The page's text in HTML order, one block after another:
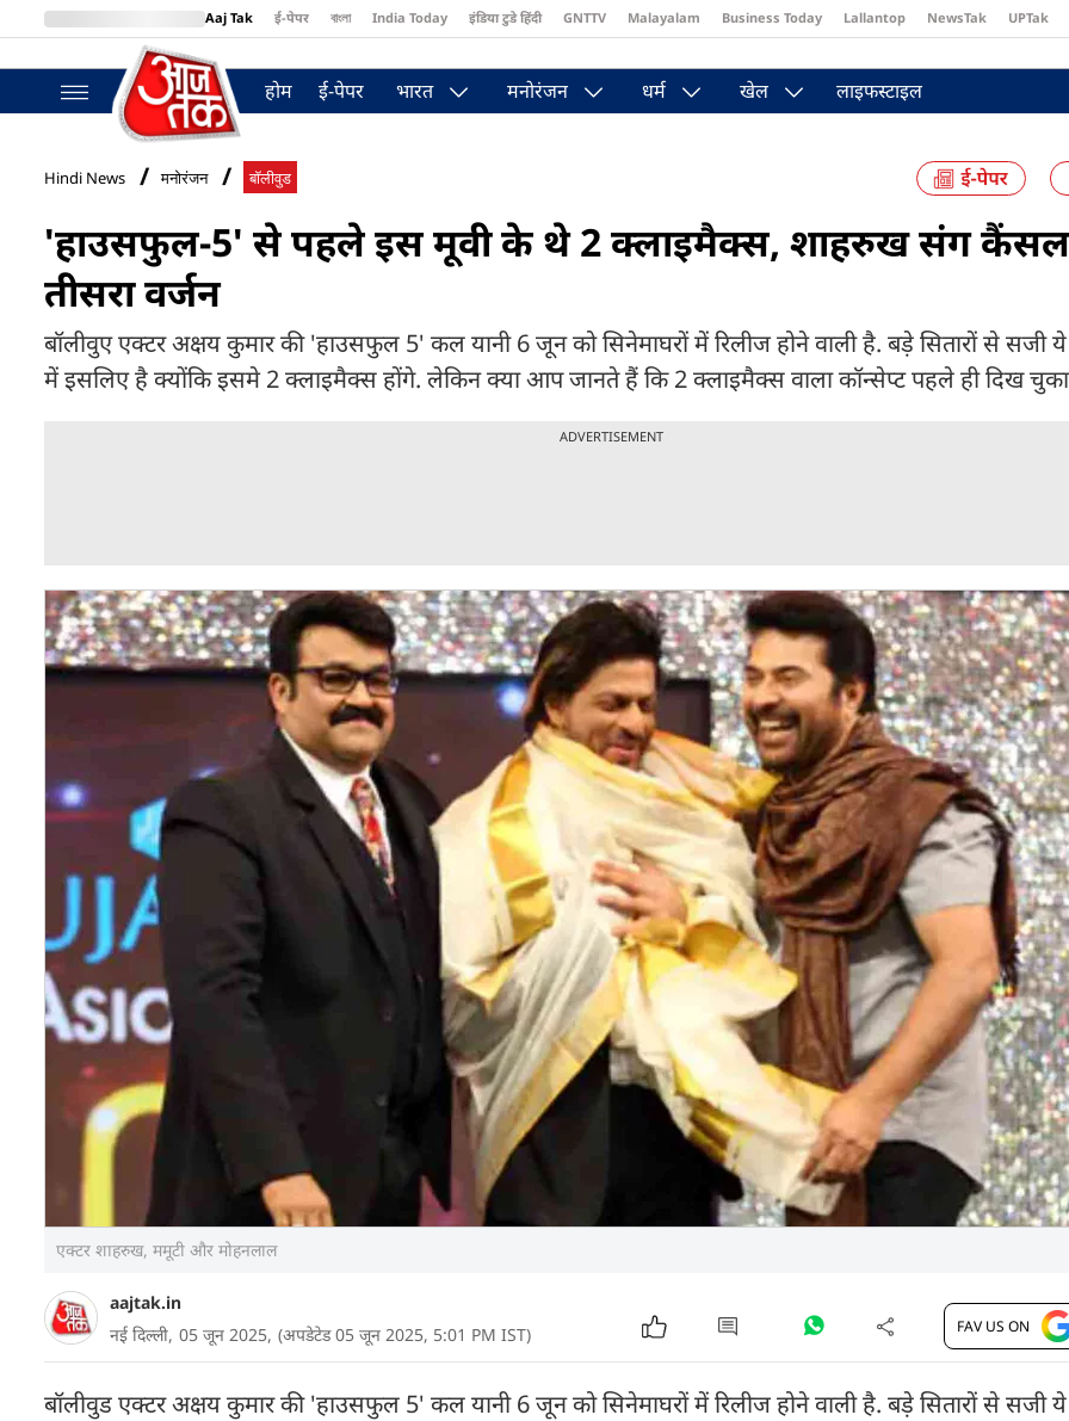
Aaj Tak ई-पेपर বাংলা India Today इंडिया टुडे हिंदी GNTTV Malayalam Business Today Lallantop NewsTak UPTak
BT Bazaar
होम ई-पेपर भारत मनोरंजन धर्म खेल लाइफस्टाइल
Hindi News मनोरंजन बॉलीवुड
'हाउसफुल-5' से पहले इस मूवी के थे 2 क्लाइमैक्स, शाहरुख संग
तीसरा वर्जन
बॉलीवुए एक्टर अक्षय कुमार की 'हाउसफुल 5' कल यानी 6 जून को सिनेमाघरों में रिलीज होने वाली है. बड़े सितारों से सजी ये
में इसलिए है क्योंकि इसमे 2 क्लाइमैक्स होंगे. लेकिन क्या आप जानते हैं कि 2 क्लाइमैक्स वाला कॉन्सेप्ट पहले ही दिख
ADVERTISEMENT
एक्टर शाहरुख, ममूटी और मोहनलाल
aajtak.in
नई दिल्ली, 05 जून 2025, (अपडेटेड 05 जून 2025, 5:01 PM IST) FAV US ON
बॉलीवुड एक्टर अक्षय कुमार की 'हाउसफुल 5' कल यानी 6 जून को सिनेमाघरों में रिलीज होने वाली है. बड़े सितारों से सजी ये